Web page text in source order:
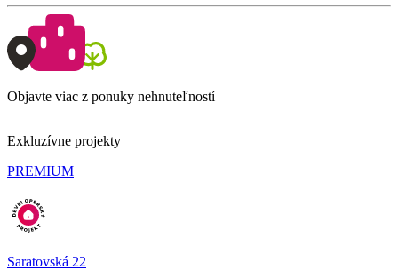
Objavte viac z ponuky nehnuteľností
Exkluzívne projekty
PREMIUM
Saratovská 22